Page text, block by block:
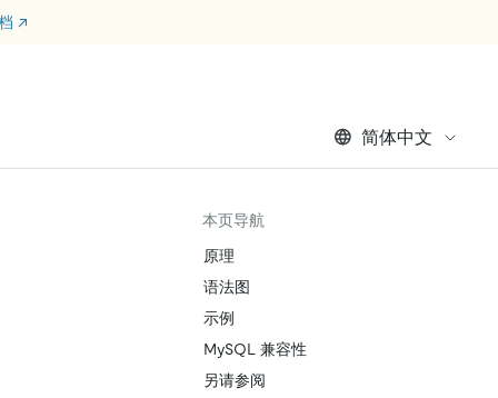
↗
简体中文
本页导航
原理
语法图
示例
MySQL 兼容性
另请参阅